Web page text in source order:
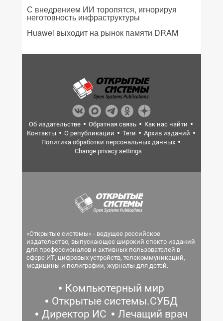
С внедрением ИИ торопятся, игнорируя
неготовность инфраструктуры
Huawei выходит на рынок памяти DRAM
Об издательстве Обратная связь
Как нас найти
Контакты
О републикации Теги
Архив изданий
Политика обработки персональных данных
Change privacy settings
«Открытые системы» - ведущее российское
издательство, выпускающее широкий спектр изданий
для профессионалов и активных пользователей в
сфере ИТ, цифровых устройств, телекоммуникаций,
медицины и полиграфии, журналы для детей.
Компьютерный мир
Открытые системы.СУБД
Директор ИС
Лечащий врач